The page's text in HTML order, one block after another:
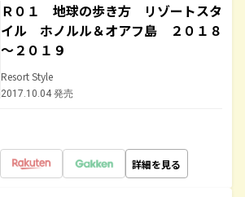
Ｒ０１ 地球の歩き方 リゾートスタ
イル ホノルル＆オアフ島 ２０１８
～２０１９
Resort Style
2017.10.04 発売
詳細を見る